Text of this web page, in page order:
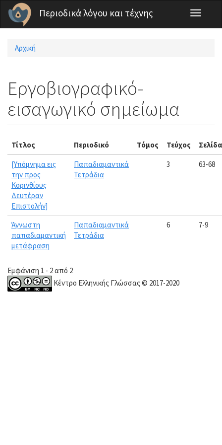
Παράκαμψη προς το κυρίως περιεχόμενο
Περιοδικά λόγου και τέχνης
Toggle
Είστε εδώ
Αρχική
Εργοβιογραφικό-
εισαγωγικό σημείωμα
Τίτλος Περιοδικό Τόμος Τεύχος Σελίδα
[Υπόμνημα εις
την προς
Κορινθίους
Δευτέραν
Επιστολήν]
Παπαδιαμαντικά
Τετράδια
3 63-68
Άγνωστη
παπαδιαμαντική
μετάφραση
Παπαδιαμαντικά
Τετράδια
6 7-9
Εμφάνιση 1 - 2 από 2
Κέντρο Ελληνικής Γλώσσας © 2017-2020